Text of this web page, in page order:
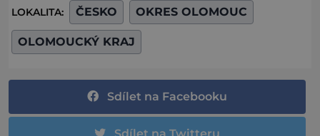
LOKALITA: ČESKO OKRES OLOMOUC
OLOMOUCKÝ KRAJ
Sdílet na Facebooku